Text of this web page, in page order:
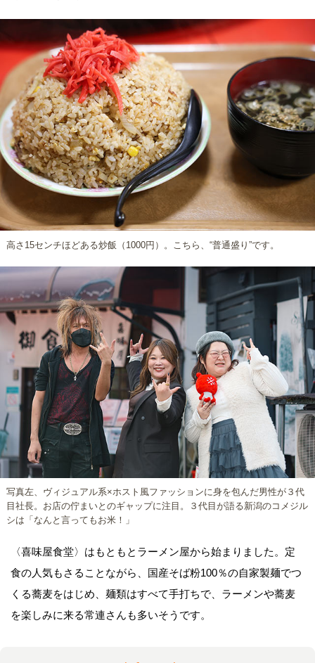
高さ15センチほどある炒飯（1000円）。こちら、“普通盛り”です。
写真左、ヴィジュアル系×ホスト風ファッションに身を包んだ男性が３代
目社長。お店の佇まいとのギャップに注目。３代目が語る新潟のコメジル
シは「なんと言ってもお米！」
〈喜味屋食堂〉はもともとラーメン屋から始まりました。定
食の人気もさることながら、国産そば粉100％の自家製麺でつ
くる蕎麦をはじめ、麺類はすべて手打ちで、ラーメンや蕎麦
を楽しみに来る常連さんも多いそうです。